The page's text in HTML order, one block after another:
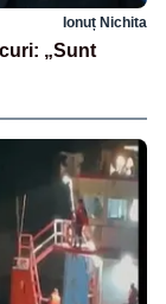
Ionuț Nichita
„Sunt